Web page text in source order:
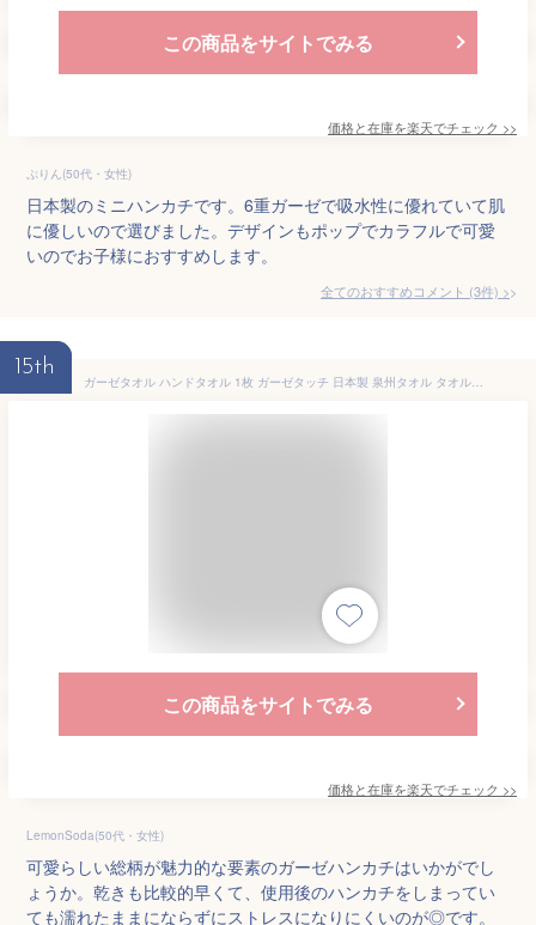
この商品をサイトでみる
価格と在庫を楽天でチェック >>
ぷりん(50代・女性)
日本製のミニハンカチです。6重ガーゼで吸水性に優れていて肌
に優しいので選びました。デザインもポップでカラフルで可愛
いのでお子様におすすめします。
全てのおすすめコメント (3件) >
15th
ガーゼタオル ハンドタオル 1枚 ガーゼタッチ 日本製 泉州タオル タオルハンカチ (コンパクト) 【新柄追加】ガーゼハンカチ ウォッシュタオル ふきん おしぼり 柄 保育園 幼稚園 キッズ ベビー 子供 かわいい 可愛い 速乾 デザイン ガーゼタオルハンカチ
この商品をサイトでみる
価格と在庫を楽天でチェック >>
LemonSoda(50代・女性)
可愛らしい総柄が魅力的な要素のガーゼハンカチはいかがでし
ょうか。乾きも比較的早くて、使用後のハンカチをしまってい
ても濡れたままにならずにストレスになりにくいのが◎です。